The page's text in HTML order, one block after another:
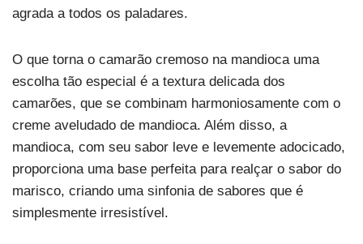
agrada a todos os paladares.
O que torna o camarão cremoso na mandioca uma
escolha tão especial é a textura delicada dos
camarões, que se combinam harmoniosamente com o
creme aveludado de mandioca. Além disso, a
mandioca, com seu sabor leve e levemente adocicado,
proporciona uma base perfeita para realçar o sabor do
marisco, criando uma sinfonia de sabores que é
simplesmente irresistível.